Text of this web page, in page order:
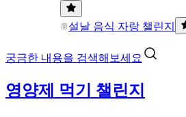
설날 음식 자랑 챌린지
궁금한 내용을 검색해보세요
영양제 먹기 챌린지